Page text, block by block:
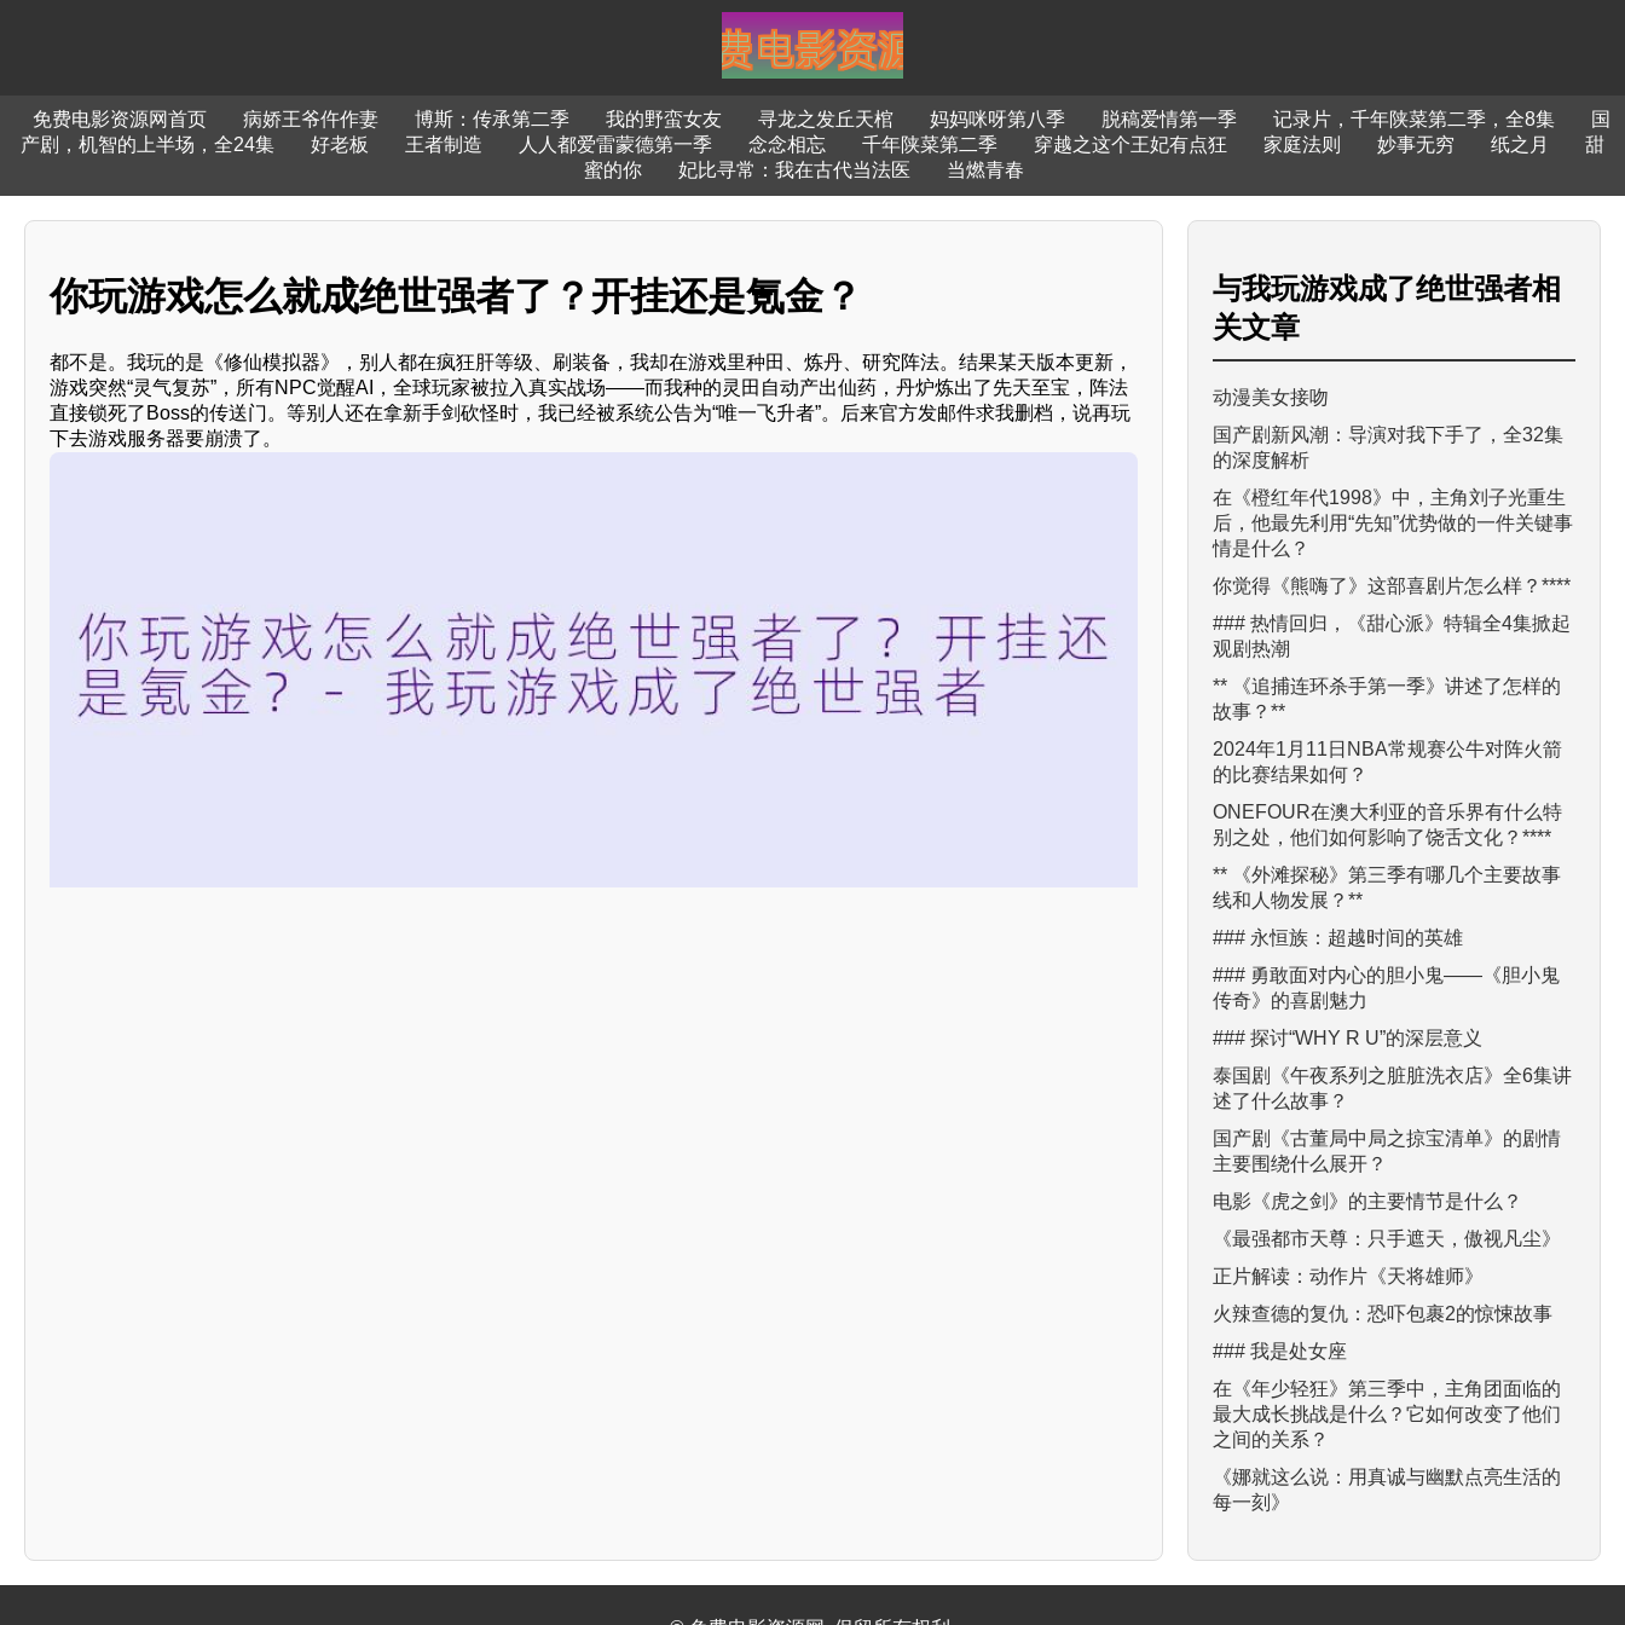
免费电影资源网首页 病娇王爷仵作妻 博斯：传承第二季 我的野蛮女友 寻龙之发丘天棺 妈妈咪呀第八季 脱稿爱情第一季 记录片，千年陕菜第二季，全8集
国
产剧，机智的上半场，全24集
好老板 王者制造 人人都爱雷蒙德第一季 念念相忘 千年陕菜第二季 穿越之这个王妃有点狂 家庭法则 妙事无穷 纸之月
甜
蜜的你
妃比寻常：我在古代当法医 当燃青春
你玩游戏怎么就成绝世强者了？开挂还是氪金？
都不是。我玩的是《修仙模拟器》，别人都在疯狂肝等级、刷装备，我却在游戏里种田、炼丹、研究阵法。结果某天版本更新，
游戏突然“灵气复苏”，所有NPC觉醒AI，全球玩家被拉入真实战场——而我种的灵田自动产出仙药，丹炉炼出了先天至宝，阵法
直接锁死了Boss的传送门。等别人还在拿新手剑砍怪时，我已经被系统公告为“唯一飞升者”。后来官方发邮件求我删档，说再玩
下去游戏服务器要崩溃了。
与我玩游戏成了绝世强者相
关文章
动漫美女接吻
国产剧新风潮：导演对我下手了，全32集
的深度解析
在《橙红年代1998》中，主角刘子光重生
后，他最先利用“先知”优势做的一件关键事
情是什么？
你觉得《熊嗨了》这部喜剧片怎么样？****
### 热情回归，《甜心派》特辑全4集掀起
观剧热潮
** 《追捕连环杀手第一季》讲述了怎样的
故事？**
2024年1月11日NBA常规赛公牛对阵火箭
的比赛结果如何？
ONEFOUR在澳大利亚的音乐界有什么特
别之处，他们如何影响了饶舌文化？****
** 《外滩探秘》第三季有哪几个主要故事
线和人物发展？**
### 永恒族：超越时间的英雄
### 勇敢面对内心的胆小鬼——《胆小鬼
传奇》的喜剧魅力
### 探讨“WHY R U”的深层意义
泰国剧《午夜系列之脏脏洗衣店》全6集讲
述了什么故事？
国产剧《古董局中局之掠宝清单》的剧情
主要围绕什么展开？
电影《虎之剑》的主要情节是什么？
《最强都市天尊：只手遮天，傲视凡尘》
正片解读：动作片《天将雄师》
火辣查德的复仇：恐吓包裹2的惊悚故事
### 我是处女座
在《年少轻狂》第三季中，主角团面临的
最大成长挑战是什么？它如何改变了他们
之间的关系？
《娜就这么说：用真诚与幽默点亮生活的
每一刻》